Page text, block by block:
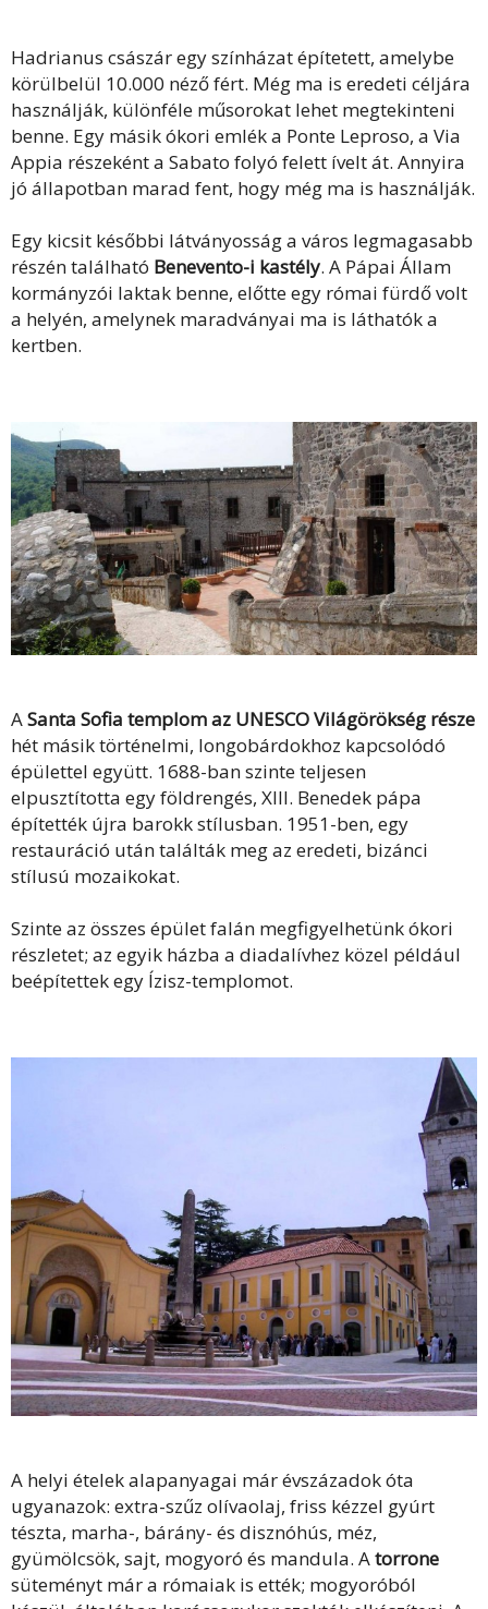
Hadrianus császár egy színházat építetett, amelybe
körülbelül 10.000 néző fért. Még ma is eredeti céljára
használják, különféle műsorokat lehet megtekinteni
benne. Egy másik ókori emlék a Ponte Leproso, a Via
Appia részeként a Sabato folyó felett ívelt át. Annyira
jó állapotban marad fent, hogy még ma is használják.
Egy kicsit későbbi látványosság a város legmagasabb
részén található Benevento-i kastély. A Pápai Állam
kormányzói laktak benne, előtte egy római fürdő volt
a helyén, amelynek maradványai ma is láthatók a
kertben.
ASanta Sofia templom az UNESCO Világörökség része
hét másik történelmi, longobárdokhoz kapcsolódó
épülettel együtt. 1688-ban szinte teljesen
elpusztította egy földrengés, XIII. Benedek pápa
építették újra barokk stílusban. 1951-ben, egy
restauráció után találták meg az eredeti, bizánci
stílusú mozaikokat.
Szinte az összes épület falán megfigyelhetünk ókori
részletet; az egyik házba a diadalívhez közel például
beépítettek egy Ízisz-templomot.
A helyi ételek alapanyagai már évszázadok óta
ugyanazok: extra-szűz olívaolaj, friss kézzel gyúrt
tészta, marha-, bárány- és disznóhús, méz,
gyümölcsök, sajt, mogyoró és mandula. Atorrone
süteményt már a rómaiak is ették; mogyoróból